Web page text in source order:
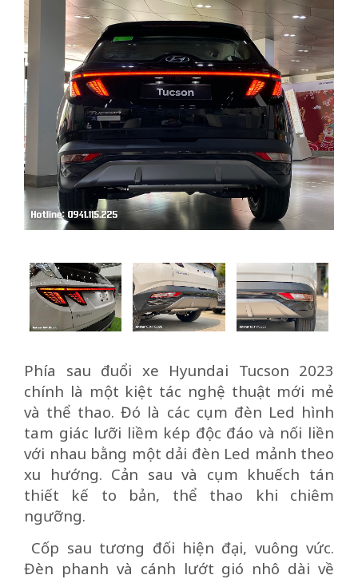
Phía sau đuổi xe Hyundai Tucson 2023
chính là một kiệt tác nghệ thuật mới mẻ
và thể thao. Đó là các cụm đèn Led hình
tam giác lưỡi liềm kép độc đáo và nối liền
với nhau bằng một dải đèn Led mảnh theo
xu hướng. Cản sau và cụm khuếch tán
thiết kế to bản, thể thao khi chiêm
ngưỡng.
Cốp sau tương đối hiện đại, vuông vức.
Đèn phanh và cánh lướt gió nhô dài về